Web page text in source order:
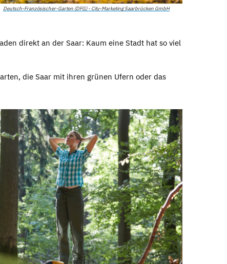
Deutsch-Französischer-Garten (DFG) - City-Marketing Saarbrücken GmbH
direkt an der Saar: Kaum eine Stadt hat so viel
die Saar mit ihren grünen Ufern oder das